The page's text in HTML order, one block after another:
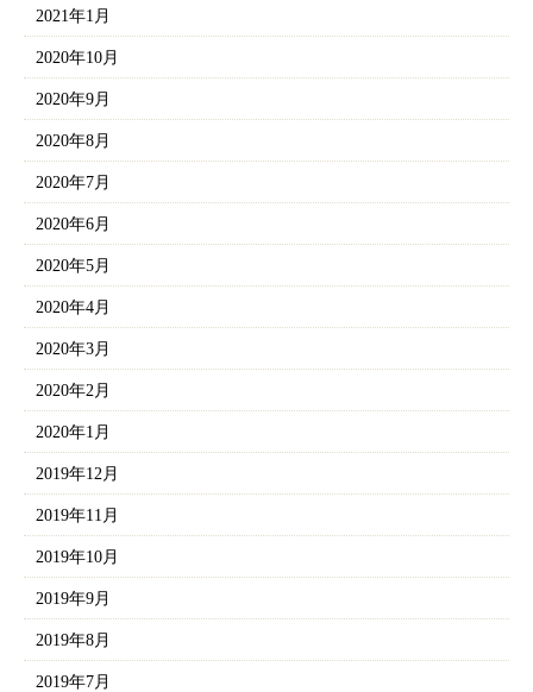
2021年1月
2020年10月
2020年9月
2020年8月
2020年7月
2020年6月
2020年5月
2020年4月
2020年3月
2020年2月
2020年1月
2019年12月
2019年11月
2019年10月
2019年9月
2019年8月
2019年7月